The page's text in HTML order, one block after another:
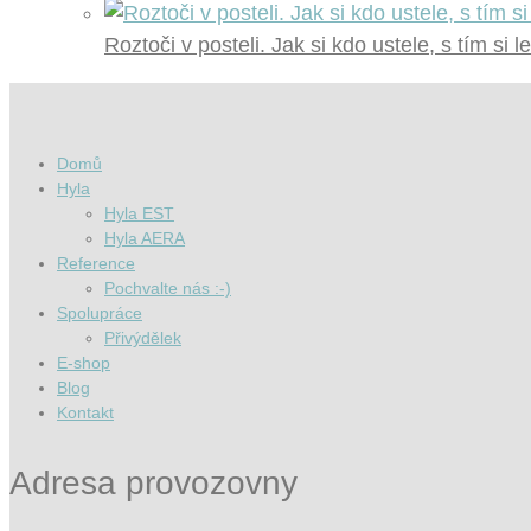
Roztoči v posteli. Jak si kdo ustele, s tím si
Domů
Hyla
Hyla EST
Hyla AERA
Reference
Pochvalte nás :-)
Spolupráce
Přivýdělek
E-shop
Blog
Kontakt
Adresa provozovny